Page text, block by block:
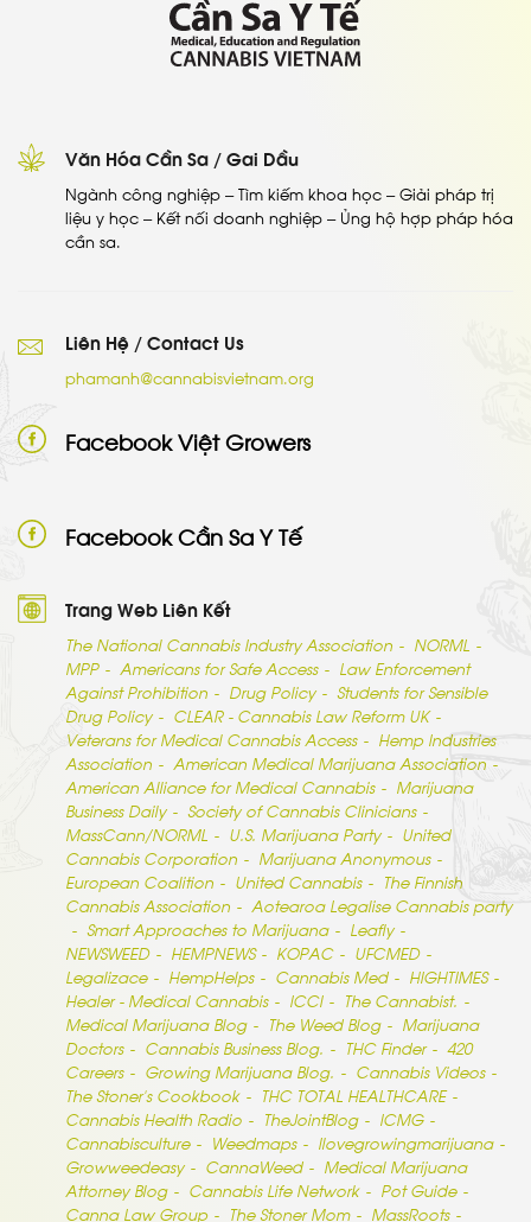
Văn Hóa Cần Sa / Gai Dầu
Ngành công nghiệp – Tìm kiếm khoa học – Giải pháp trị
liệu y học – Kết nối doanh nghiệp – Ủng hộ hợp pháp hóa
cần sa.
Liên Hệ / Contact Us
phamanh@cannabisvietnam.org
Facebook Việt Growers
Facebook Cần Sa Y Tế
Trang Web Liên Kết
The National Cannabis Industry Association
NORML
MPP
Americans for Safe Access
Law Enforcement
Against Prohibition
Drug Policy
Students for Sensible
Drug Policy
CLEAR - Cannabis Law Reform UK
Veterans for Medical Cannabis Access
Hemp Industries
Association
American Medical Marijuana Association
American Alliance for Medical Cannabis
Marijuana
Business Daily
Society of Cannabis Clinicians
MassCann/NORML
U.S. Marijuana Party
United
Cannabis Corporation
Marijuana Anonymous
European Coalition
United Cannabis
The Finnish
Cannabis Association
Aotearoa Legalise Cannabis party
Smart Approaches to Marijuana
Leafly
NEWSWEED
HEMPNEWS KOPAC
UFCMED
Legalizace
HempHelps Cannabis Med
HIGHTIMES
Healer - Medical Cannabis
ICCI
The Cannabist.
Medical Marijuana Blog
The Weed Blog
Marijuana
Doctors
Cannabis Business Blog. THC Finder
420
Careers
Growing Marijuana Blog.
Cannabis Videos
The Stoner’s Cookbook
THC TOTAL HEALTHCARE
Cannabis Health Radio
TheJointBlog
ICMG
Cannabisculture
Weedmaps
Ilovegrowingmarijuana
Growweedeasy
CannaWeed
Medical Marijuana
Attorney Blog
Cannabis Life Network
Pot Guide
Canna Law Group
The Stoner Mom MassRoots